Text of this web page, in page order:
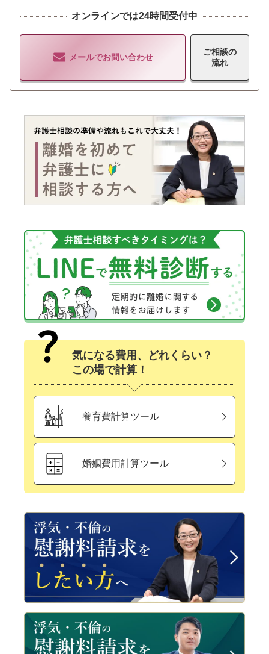
オンラインでは24時間受付中
メールでお問い合わせ
ご相談の
流れ
気になる費用、どれくらい？
この場で計算！
養育費計算ツール
婚姻費用計算ツール